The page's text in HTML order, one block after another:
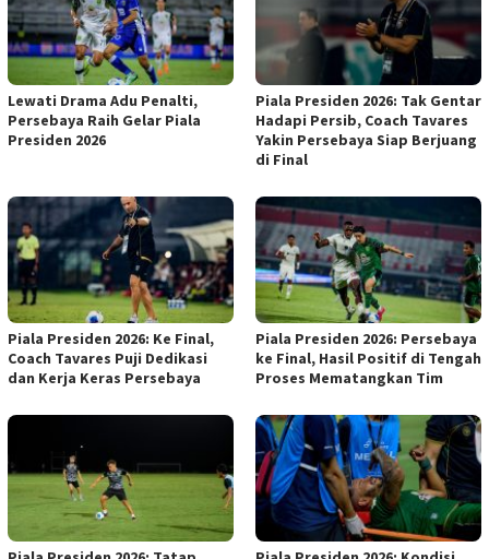
Lewati Drama Adu Penalti,
Persebaya Raih Gelar Piala
Presiden 2026
Piala Presiden 2026: Tak Gentar
Hadapi Persib, Coach Tavares
Yakin Persebaya Siap Berjuang
di Final
Piala Presiden 2026: Ke Final,
Coach Tavares Puji Dedikasi
dan Kerja Keras Persebaya
Piala Presiden 2026: Persebaya
ke Final, Hasil Positif di Tengah
Proses Mematangkan Tim